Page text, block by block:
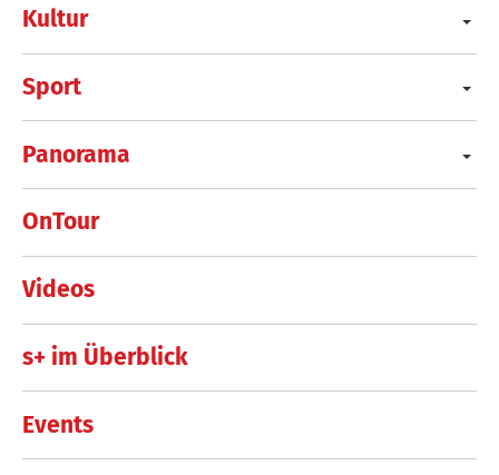
Kultur
Sport
Panorama
OnTour
Videos
s+ im Überblick
Events